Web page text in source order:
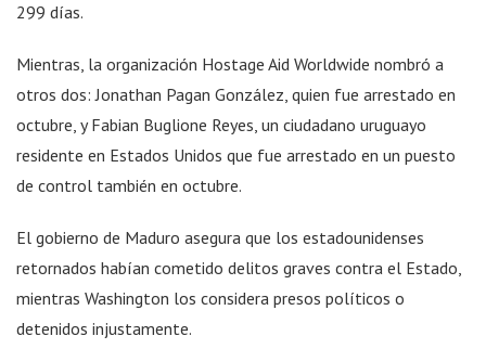
299 días.
Mientras, la organización Hostage Aid Worldwide nombró a
otros dos: Jonathan Pagan González, quien fue arrestado en
octubre, y Fabian Buglione Reyes, un ciudadano uruguayo
residente en Estados Unidos que fue arrestado en un puesto
de control también en octubre.
El gobierno de Maduro asegura que los estadounidenses
retornados habían cometido delitos graves contra el Estado,
mientras Washington los considera presos políticos o
detenidos injustamente.